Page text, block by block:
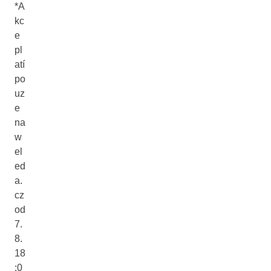
*A
kc
e
pl
atí
po
uz
e
na
w
el
ed
a.
cz
od
7.
8.
18
:0